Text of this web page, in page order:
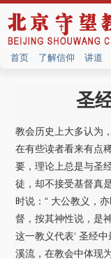
首页 了解信仰 讲道
圣
教会历史上大多认为
在有些读者看来有点
要，理论上总是与圣
徒，却不接受基督真
时说：“ 大公教义，
督，按其神性说，是
这一教义代表‘ 圣经
溪流，在教会中体现